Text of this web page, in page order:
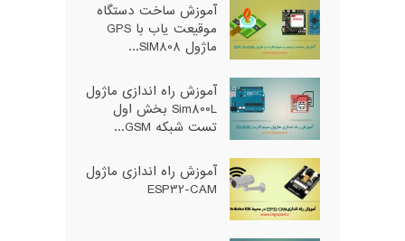
آموزش ساخت دستگاه
موقیعت یاب با GPS
ماژول SIM808...
آموزش راه اندازی ماژول
Sim800L بخش اول
تست شبکه GSM...
آموزش راه اندازی ماژول
ESP32-CAM